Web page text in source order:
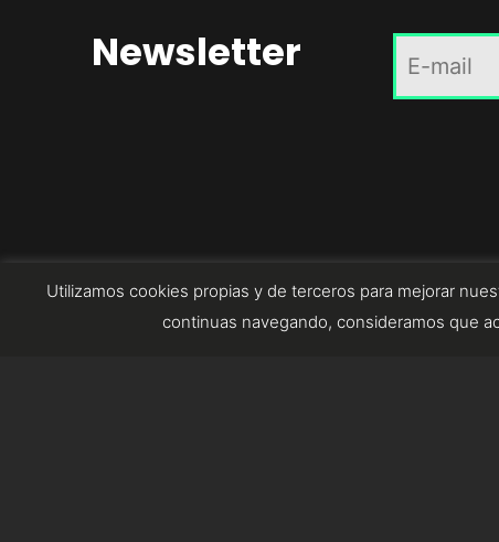
Newsletter
Utilizamos cookies propias y de terceros para mejorar
continuas navegando, consideramos que